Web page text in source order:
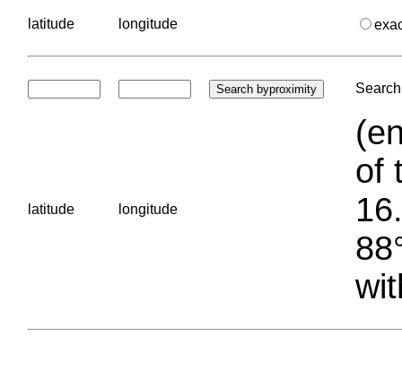
latitude longitude
latitude longitude
of